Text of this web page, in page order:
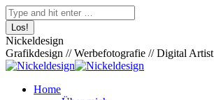
Zum
Inhalt
springen
Facebook
page
opens
in
new
window
Pinterest
page
opens
in
new
window
Skype
page
opens
in
new
window
500px
page
opens
in
new
window
XING
page
opens
in
new
window
Instagram
page
opens
in
new
window
YouTube
page
opens
in
new
window
Behance
page
opens
in
new
window
Search:
Nickeldesign
Grafikdesign // Werbefotografie // Digital Artist
Home